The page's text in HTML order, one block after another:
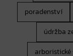
poradenství
údržba
arboristické